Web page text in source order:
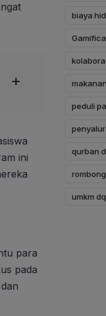
+
ini
para
pada
biaya
makanan
peduli
qurban
umkm dq